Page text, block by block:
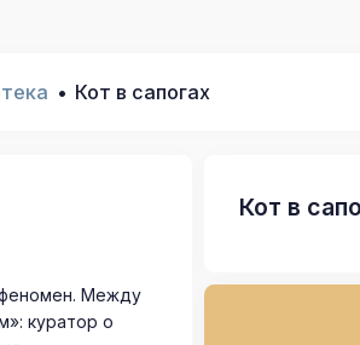
Кот в сапогах
Между
куратор о
Кот в